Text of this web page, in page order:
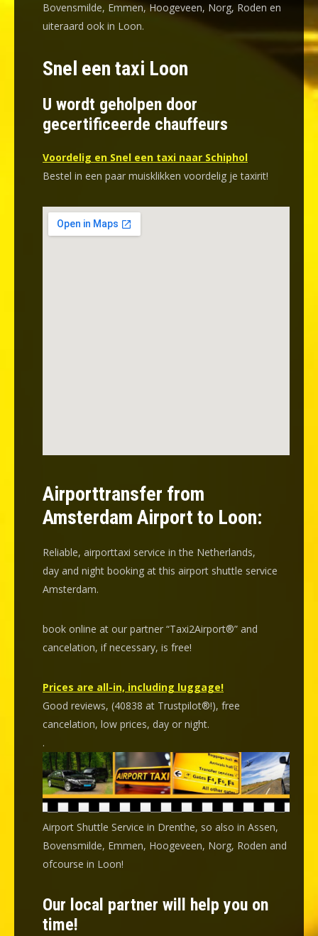
Bovensmilde, Emmen, Hoogeveen, Norg, Roden en
uiteraard ook in Loon.
Snel een taxi Loon
U wordt geholpen door
gecertificeerde chauffeurs
Voordelig en Snel een taxi naar Schiphol
Bestel in een paar muisklikken voordelig je taxirit!
Airporttransfer from
Amsterdam Airport to Loon:
Reliable, airporttaxi service in the Netherlands,
day and night booking at this airport shuttle service
Amsterdam.
book online at our partner “Taxi2Airport®” and
cancelation, if necessary, is free!
Prices are all-in, including luggage!
Good reviews, (40838 at Trustpilot®!), free
cancelation, low prices, day or night.
.
Airport Shuttle Service in Drenthe, so also in Assen,
Bovensmilde, Emmen, Hoogeveen, Norg, Roden and
ofcourse in Loon!
Our local partner will help you on
time!